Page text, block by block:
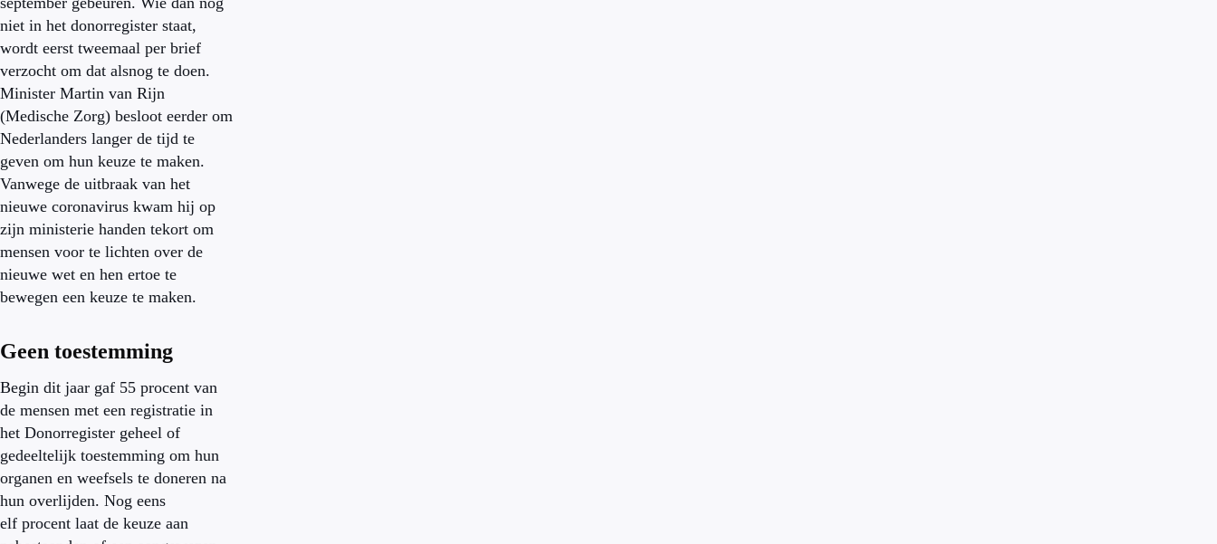
niet in het donorregister staat,
wordt eerst tweemaal per brief
verzocht om dat alsnog te doen.
Minister Martin van Rijn
(Medische Zorg) besloot eerder om
Nederlanders langer de tijd te
geven om hun keuze te maken.
Vanwege de uitbraak van het
nieuwe coronavirus kwam hij op
zijn ministerie handen tekort om
mensen voor te lichten over de
nieuwe wet en hen ertoe te
bewegen een keuze te maken.
Geen toestemming
Begin dit jaar gaf 55 procent van
de mensen met een registratie in
het Donorregister geheel of
gedeeltelijk toestemming om hun
organen en weefsels te doneren na
hun overlijden. Nog eens
elf procent laat de keuze aan